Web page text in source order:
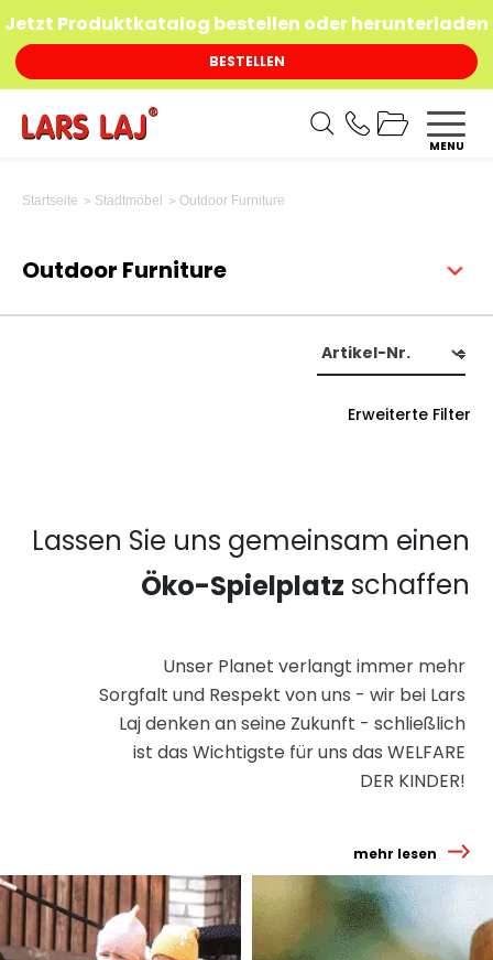
Jetzt Produktkatalog bestellen oder herunterladen
BESTELLEN
MENU
Startseite Stadtmöbel Outdoor Furniture
Outdoor Furniture
Erweiterte Filter
Lassen Sie uns gemeinsam einen
Öko-Spielplatz schaffen
Unser Planet verlangt immer mehr
Sorgfalt und Respekt von uns - wir bei Lars
Laj denken an seine Zukunft - schließlich
ist das Wichtigste für uns das WELFARE
DER KINDER!
mehr lesen